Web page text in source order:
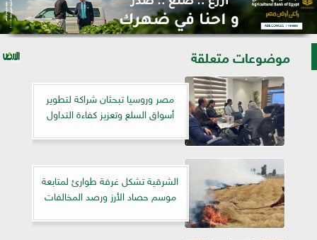
موضوعات متعلقة
مصر وروسيا تبحثان شراكة لتطوير
أسواق السلع وتعزيز كفاءة التداول
الشرقية تشكل غرفة طوارئ لمتابعة
موسم حصاد الأرز ورصد المخالفات